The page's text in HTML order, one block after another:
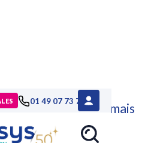
01 49 07 73 73
plus disponible mais
ORSYS peuvent